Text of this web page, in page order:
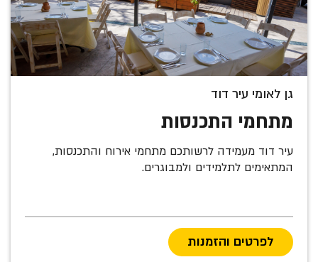
גן לאומי עיר דוד
מתחמי התכנסות
עיר דוד מעמידה לרשותכם מתחמי אירוח והתכנסות,
המתאימים לתלמידים ולמבוגרים.
לפרטים והזמנות